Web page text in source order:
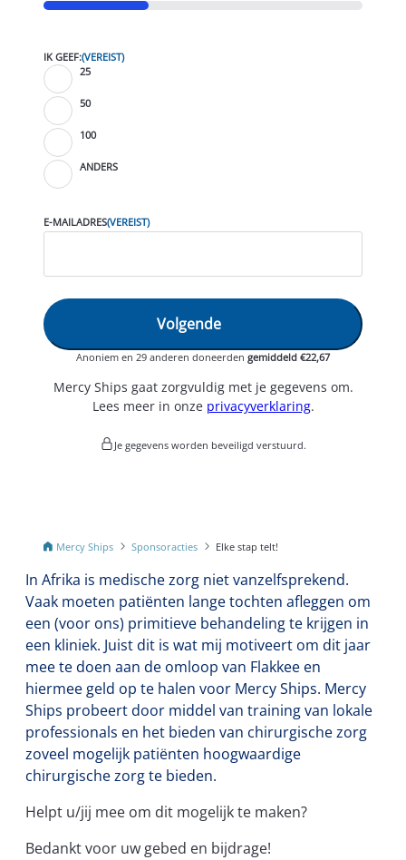
33%
IK GEEF:(VEREIST)
25
50
100
ANDERS
E-MAILADRES(VEREIST)
Anoniem en 29 anderen doneerden gemiddeld €22,67
Mercy Ships gaat zorgvuldig met je gegevens om.
Lees meer in onze privacyverklaring.
Je gegevens worden beveiligd verstuurd.
Mercy Ships Sponsoracties Elke stap telt!
In Afrika is medische zorg niet vanzelfsprekend.
Vaak moeten patiënten lange tochten afleggen om
een (voor ons) primitieve behandeling te krijgen in
een kliniek. Juist dit is wat mij motiveert om dit jaar
mee te doen aan de omloop van Flakkee en
hiermee geld op te halen voor Mercy Ships. Mercy
Ships probeert door middel van training van lokale
professionals en het bieden van chirurgische zorg
zoveel mogelijk patiënten hoogwaardige
chirurgische zorg te bieden.
Helpt u/jij mee om dit mogelijk te maken?
Bedankt voor uw gebed en bijdrage!